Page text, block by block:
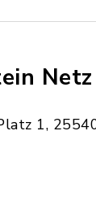
Netz
1,